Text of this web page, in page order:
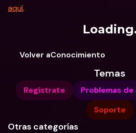
aquí.
Volver aConocimiento
Temas
Regístrate
Problemas
Soporte
Otras categorías